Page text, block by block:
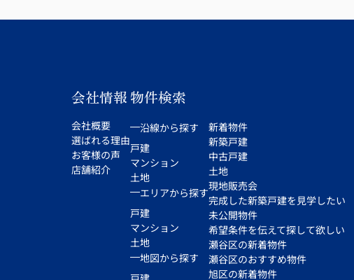
会社情報
会社概要
選ばれる理由
お客様の声
店舗紹介
物件検索
沿線から探す
戸建
マンション
土地
エリアから探す
戸建
マンション
土地
地図から探す
新着物件
新築戸建
中古戸建
土地
現地販売会
完成した新築戸建を見学したい
未公開物件
希望条件を伝えて探して欲しい
瀬谷区の新着物件
瀬谷区のおすすめ物件
旭区の新着物件